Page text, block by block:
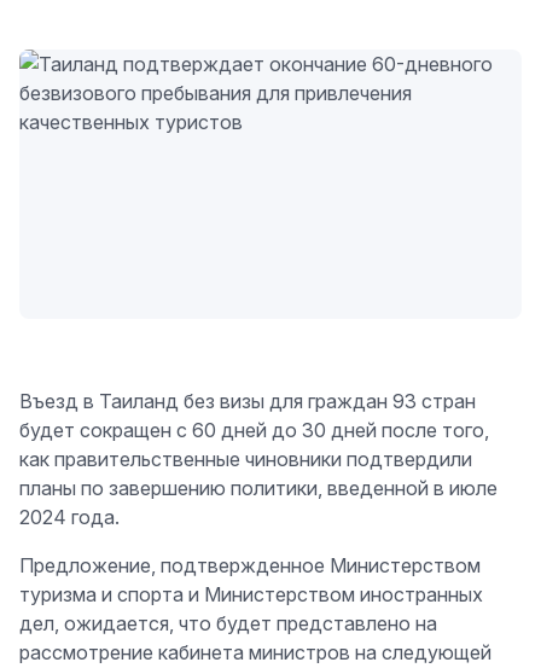
Въезд в Таиланд без визы для граждан 93 стран
будет сокращен с 60 дней до 30 дней после того,
как правительственные чиновники подтвердили
планы по завершению политики, введенной в июле
2024 года.
Предложение, подтвержденное Министерством
туризма и спорта и Министерством иностранных
дел, ожидается, что будет представлено на
рассмотрение кабинета министров на следующей